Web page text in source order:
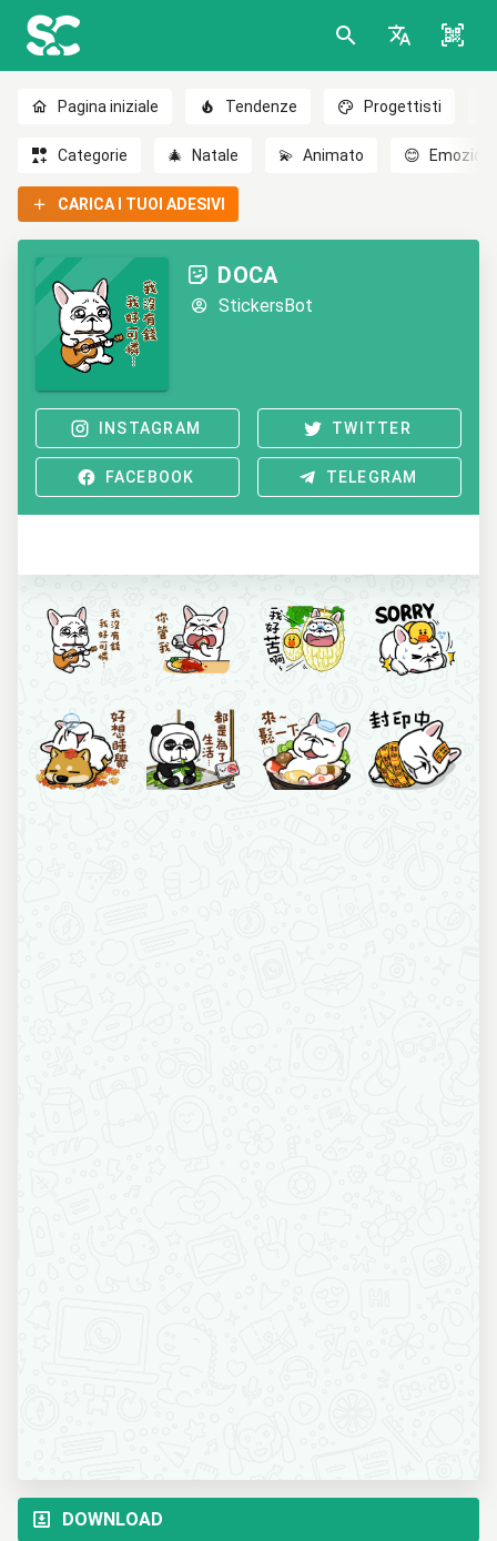
Pagina iniziale Tendenze Progettisti
Categorie 🎄 Natale 💫 Animato 😊 Emozioni
CARICA I TUOI ADESIVI
DOCA
StickersBot
INSTAGRAM TWITTER
FACEBOOK TELEGRAM
DOWNLOAD